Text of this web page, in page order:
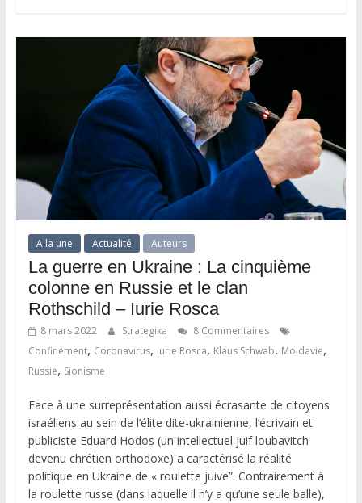
A la une Actualité Auteurs
La guerre en Ukraine : La cinquième
colonne en Russie et le clan
Rothschild – Iurie Rosca
8 mars 2022 Strategika
8 Commentaires
Confinement, Coronavirus, Iurie Rosca, Klaus Schwab, Moldavie,
Russie, Sionisme
Face à une surreprésentation aussi écrasante de citoyens
israéliens au sein de l’élite dite-ukrainienne, l’écrivain et
publiciste Eduard Hodos (un intellectuel juif loubavitch
devenu chrétien orthodoxe) a caractérisé la réalité
politique en Ukraine de « roulette juive”. Contrairement à
la roulette russe (dans laquelle il n’y a qu’une seule balle),